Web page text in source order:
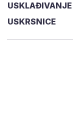
USKLAĐIVANJE
USKRSNICE